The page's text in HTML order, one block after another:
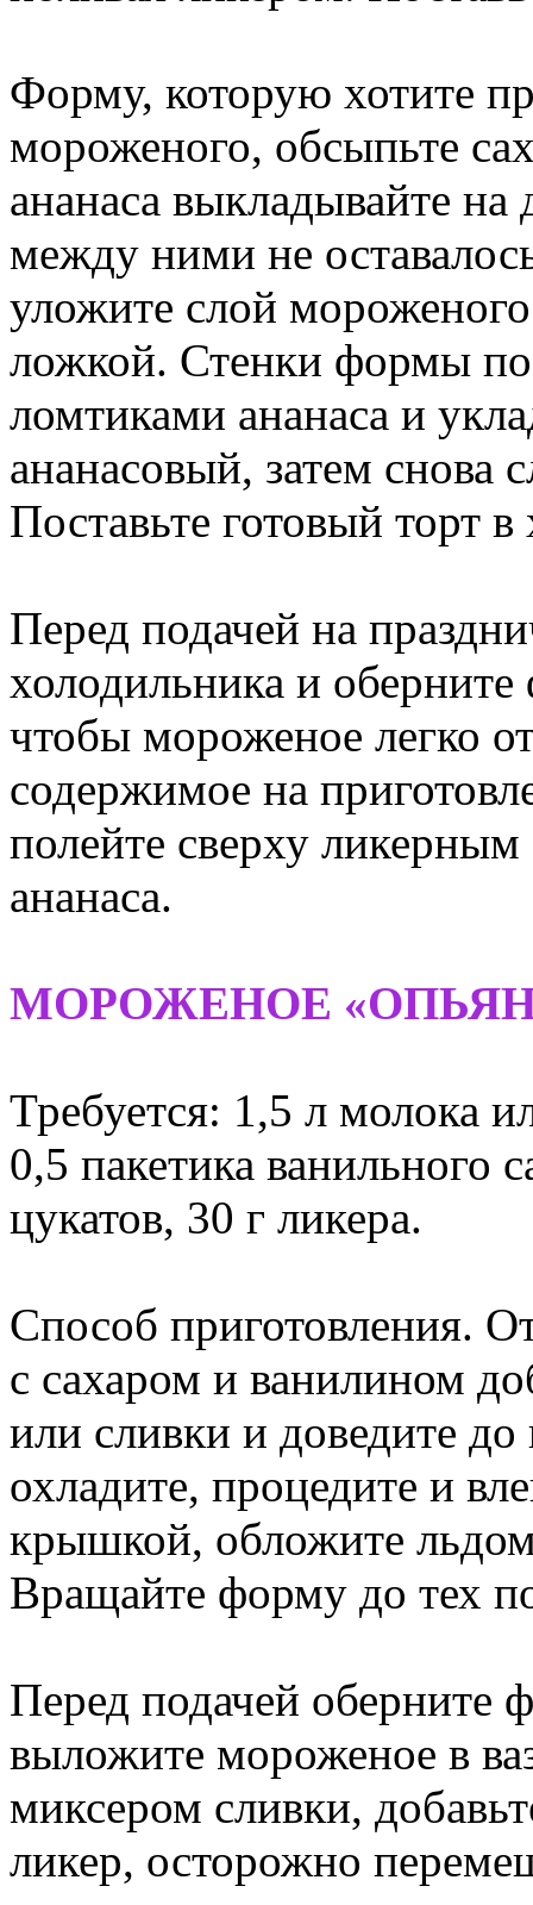
Форму, которую хотите
мороженого, обсыпьте
ананаса выкладывайте
между ними не
уложите слой
ложкой. Стенки формы
ломтиками ананаса и
ананасовый, затем снова
Поставьте готовый торт
Перед подачей на
холодильника и
чтобы мороженое легко
содержимое на
полейте сверху
ананаса.
МОРОЖЕНОЕ
Требуется: 1,5 л молока
0,5 пакетика ванильного
цукатов, 30 г ликера.
Способ приготовления.
с сахаром и ванилином
или сливки и доведите
охладите, процедите и
крышкой, обложите
Вращайте форму до тех
Перед подачей оберните
выложите мороженое в
миксером сливки,
ликер, осторожно